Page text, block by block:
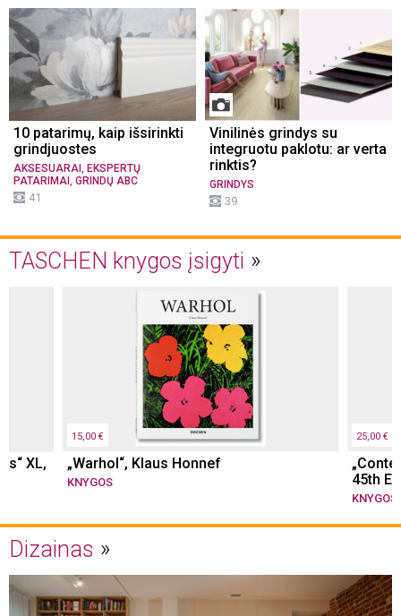
10 patarimų, kaip išsirinkti
grindjuostes
AKSESUARAI EKSPERTŲ
PATARIMAI GRINDŲ ABC
41
Vinilinės grindys su
integruotu paklotu: ar verta
rinktis?
GRINDYS
39
TASCHEN knygos įsigyti
XL,
15,00 €
„Warhol“, Klaus Honnef
KNYGOS
25,00 €
45th
KNYGOS
Dizainas